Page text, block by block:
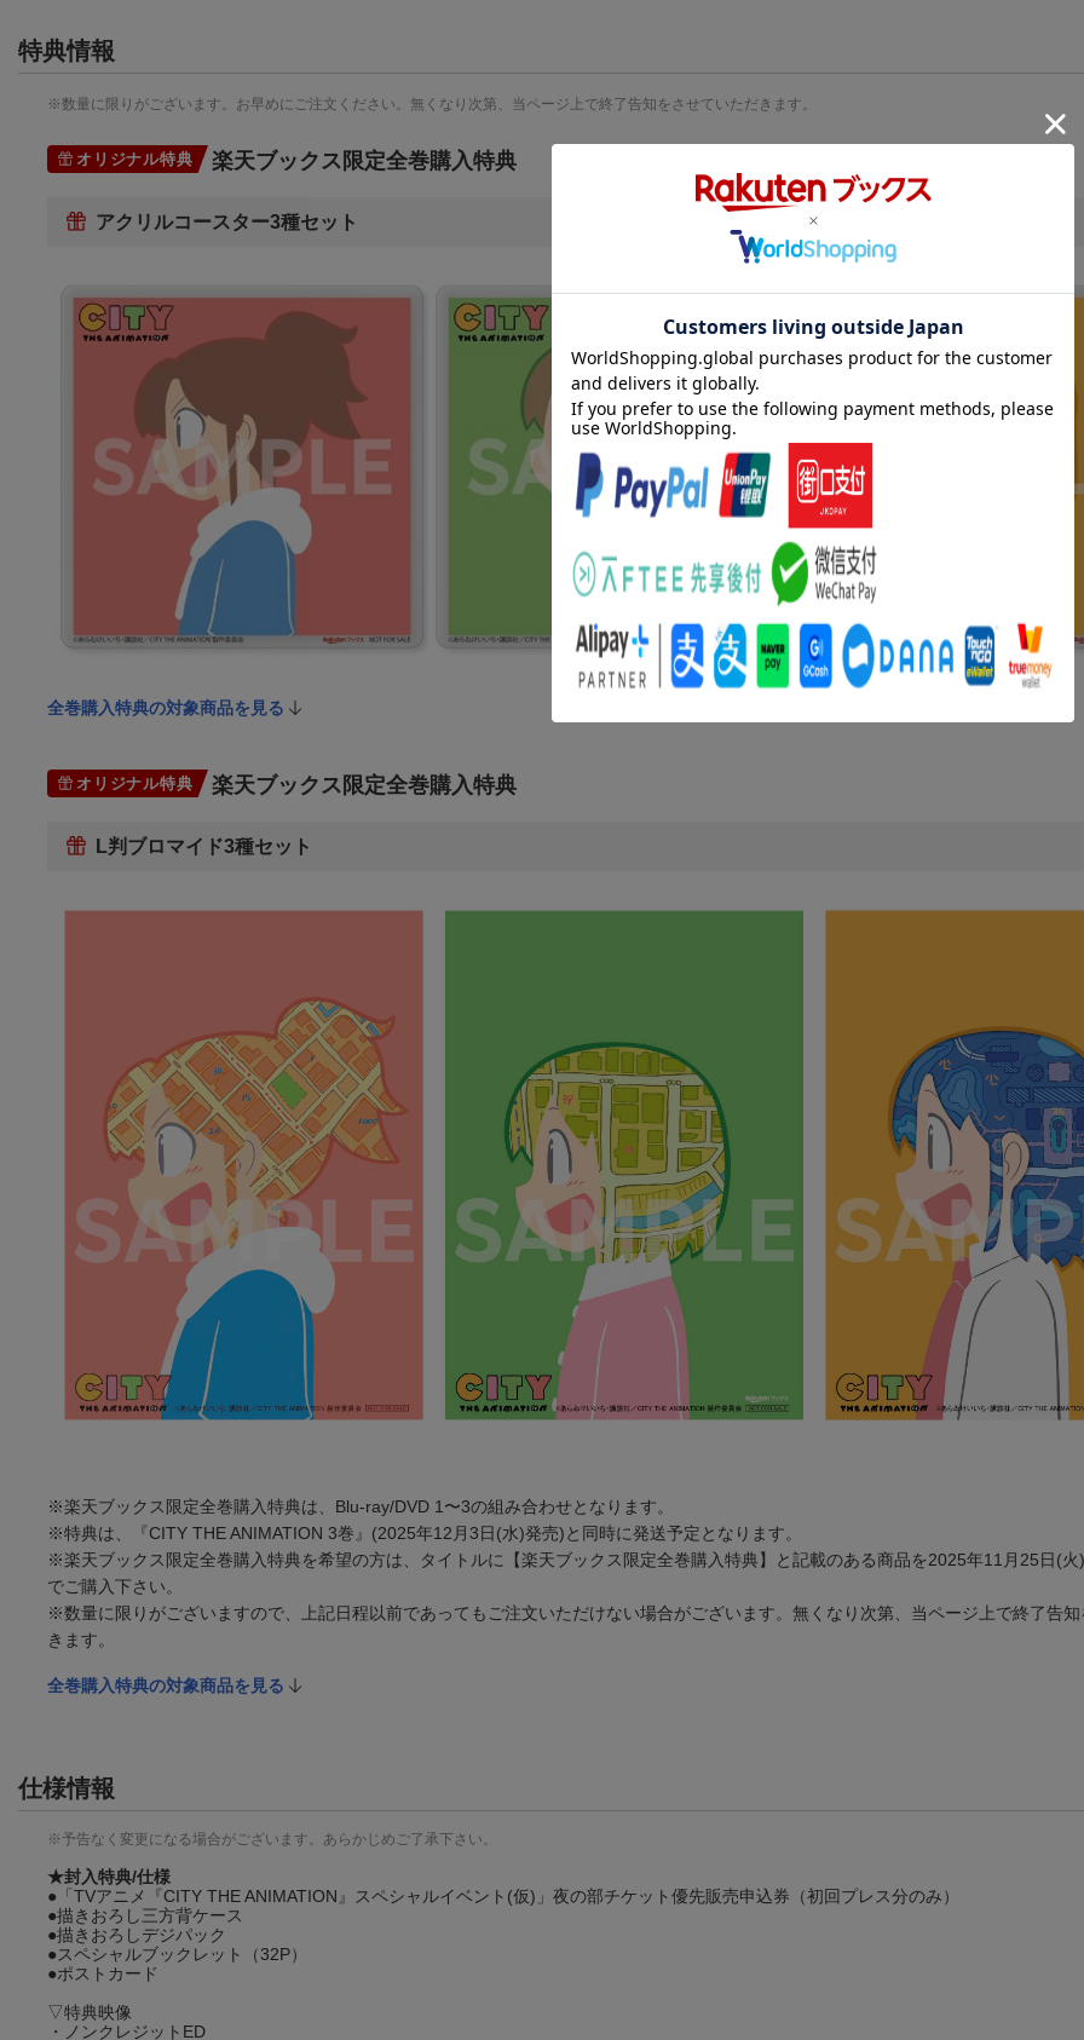
特典情報
※数量に限りがございます。お早めにご注文ください。無くなり次第、当ページ上で終了告知をさせていただきます。
オリジナル特典 楽天ブックス限定全巻購入特典
アクリルコースター3種セット
全巻購入特典の対象商品を見る
オリジナル特典 楽天ブックス限定全巻購入特典
L判ブロマイド3種セット
※楽天ブックス限定全巻購入特典は、Blu-ray/DVD 1〜3の組み合わせとなります。
※特典は、『CITY THE ANIMATION 3巻』(2025年12月3日(水)発売)と同時に発送予定となります。
※楽天ブックス限定全巻購入特典を希望の方は、タイトルに【楽天ブックス限定全巻購入特典】と記載のある商品を2025年11月25日(
でご購入下さい。
※数量に限りがございますので、上記日程以前であってもご注文いただけない場合がございます。無くなり次第、当ページ上で終了告
きます。
全巻購入特典の対象商品を見る
仕様情報
※予告なく変更になる場合がございます。あらかじめご了承下さい。
★封入特典/仕様
●「TVアニメ『CITY THE ANIMATION』スペシャルイベント(仮)」夜の部チケット優先販売申込券（初回プレス分のみ）
●描きおろし三方背ケース
●描きおろしデジパック
●スペシャルブックレット（32P）
●ポストカード
▽特典映像
・ノンクレジットED